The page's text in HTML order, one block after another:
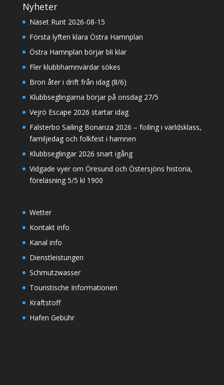
Nyheter
Näset Runt 2026-08-15
Första lyften klara Östra Hamnplan
Östra Hamnplan börjar bli klar
Fler klubbhamnvärdar sökes
Bron åter i drift från idag (8/6)
Klubbseglingarna börjar på onsdag 27/5
Vejrö Escape 2026 startar idag
Falsterbo Sailing Bonanza 2026 – foiling i världsklass,
familjedag och folkfest i hamnen
Klubbseglingar 2026 snart igång
Vidgade vyer om Öresund och Östersjöns historia,
föreläsning 5/5 kl 1900
Wetter
Kontakt info
Kanal info
Dienstleistungen
Schmutzwasser
Touristische Informationen
Kraftstoff
Hafen Gebühr